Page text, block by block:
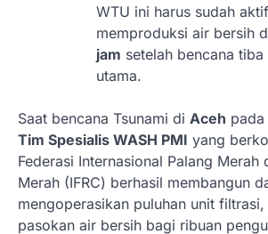
WTU ini harus sudah
memproduksi air bersih
jam setelah bencana
utama.
Saat bencana Tsunami di Aceh pada
Tim Spesialis WASH PMI yang
Federasi Internasional Palang Merah
Merah (IFRC) berhasil membangun
mengoperasikan puluhan unit
pasokan air bersih bagi ribuan